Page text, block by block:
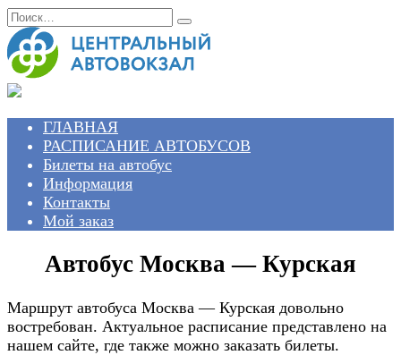
Перейти
к
содержанию
Search
for:
ГЛАВНАЯ
РАСПИСАНИЕ АВТОБУСОВ
Билеты на автобус
Информация
Контакты
Мой заказ
Автобус Москва — Курская
Маршрут автобуса Москва — Курская довольно
востребован. Актуальное расписание представлено на
нашем сайте, где также можно заказать билеты.